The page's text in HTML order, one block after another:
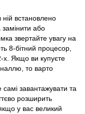
встановлено
або
звертайте увагу на
8-бітний процесор,
х. Якщо ви купуєте
то варто
завантажувати та
розширить
у вас великий